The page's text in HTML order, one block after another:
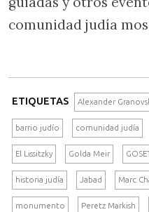
comunidad judía
ETIQUETAS Alexander
barrio judío comunidad judía
El Lissitzky Golda Meir
historia judía Jabad Marc
monumento Peretz Markish